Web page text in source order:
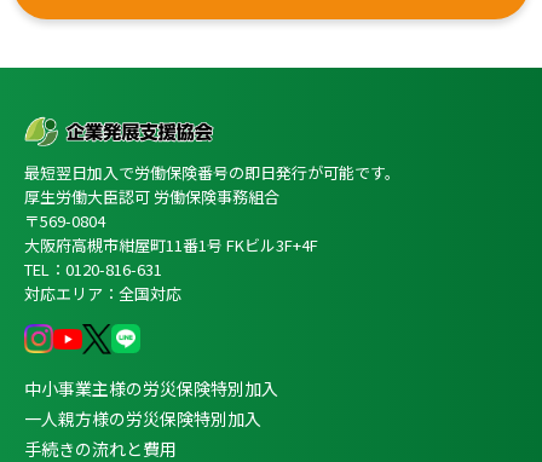
最短翌日加入で労働保険番号の即日発行が可能です。
厚生労働大臣認可 労働保険事務組合
〒569-0804
大阪府高槻市紺屋町11番1号 FKビル3F+4F
TEL：0120-816-631
対応エリア：全国対応
中小事業主様の労災保険特別加入
一人親方様の労災保険特別加入
手続きの流れと費用